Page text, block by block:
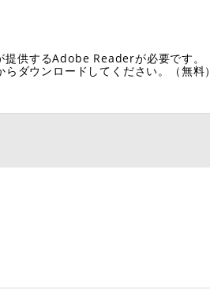
供するAdobe Readerが必要です。
ダウンロードしてください。（無料）